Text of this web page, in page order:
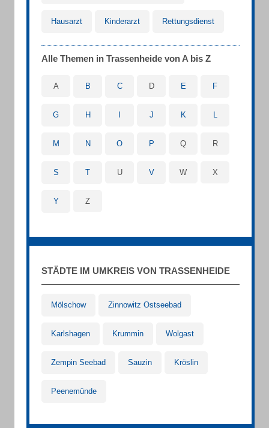
Hausarzt Kinderarzt Rettungsdienst
Alle Themen in Trassenheide von A bis Z
A B C D E F
G H J K L
M N O P Q R
S T U V W X
Y Z
STÄDTE IM UMKREIS VON TRASSENHEIDE
Mölschow Zinnowitz Ostseebad
Karlshagen Krummin Wolgast
Zempin Seebad Sauzin Kröslin
Peenemünde